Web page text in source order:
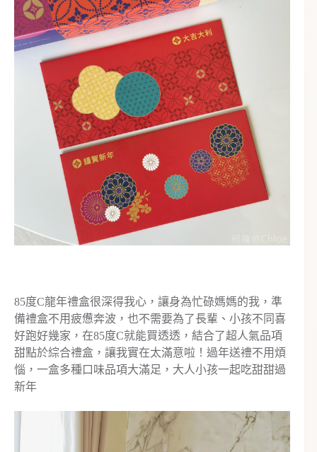
85度C龍年禮盒很深得我心，讓身為忙碌媽媽的我，準
備禮盒不用疲憊奔波，也不需要為了長輩、小孩不同喜
好跑好幾家，在85度C就能買透透，結合了超人氣品項
甜點於綜合禮盒，讓我實在太滿意啦！過年送禮不用煩
惱，一盒多種口味品項大滿足，大人小孩一起吃甜甜過
新年